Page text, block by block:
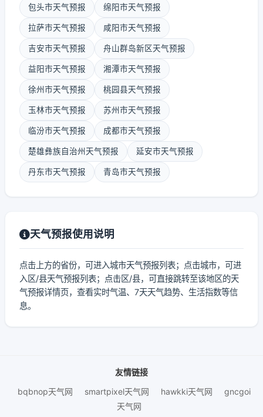
包头市天气预报 绵阳市天气预报
拉萨市天气预报 咸阳市天气预报
吉安市天气预报 舟山群岛新区天气预报
益阳市天气预报 湘潭市天气预报
徐州市天气预报 桃园县天气预报
玉林市天气预报 苏州市天气预报
临汾市天气预报 成都市天气预报
楚雄彝族自治州天气预报 延安市天气预报
丹东市天气预报 青岛市天气预报
天气预报使用说明
点击上方的省份，可进入城市天气预报列表；点击城市，可进
入区/县天气预报列表；点击区/县，可直接跳转至该地区的天
气预报详情页，查看实时气温、7天天气趋势、生活指数等信
息。
友情链接
bqbnop天气网
smartpixel天气网 hawkki天气网
gncgoi
天气网